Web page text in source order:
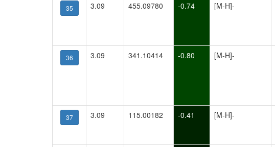
35 3.09 455.09780 -0.74 [M-H]-
36 3.09 341.10414 -0.80 [M-H]-
37 3.09 115.00182 -0.41 [M-H]-